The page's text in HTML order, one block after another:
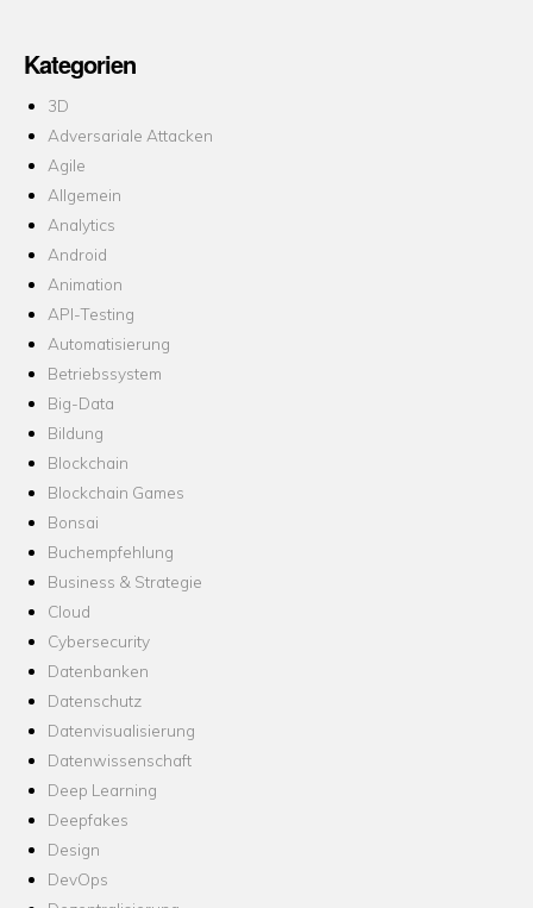
Kategorien
3D
Adversariale Attacken
Agile
Allgemein
Analytics
Android
Animation
API-Testing
Automatisierung
Betriebssystem
Big-Data
Bildung
Blockchain
Blockchain Games
Bonsai
Buchempfehlung
Business & Strategie
Cloud
Cybersecurity
Datenbanken
Datenschutz
Datenvisualisierung
Datenwissenschaft
Deep Learning
Deepfakes
Design
DevOps